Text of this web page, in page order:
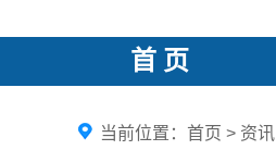
首 页
当前位置： 首页 > 资讯